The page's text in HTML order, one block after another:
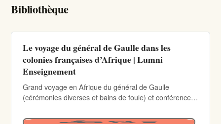
Bibliothèque
Le voyage du général de Gaulle dans les
colonies françaises d’Afrique | Lumni
Enseignement
Grand voyage en Afrique du général de Gaulle
(cérémonies diverses et bains de foule) et conférence